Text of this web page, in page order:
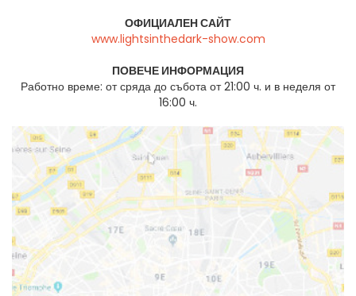
ОФИЦИАЛЕН САЙТ
www.lightsinthedark-show.com
ПОВЕЧЕ ИНФОРМАЦИЯ
Работно време: от сряда до събота от 21:00 ч. и в неделя от
16:00 ч.